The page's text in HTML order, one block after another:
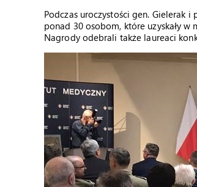
Podczas uroczystości gen. Gielerak
ponad 30 osobom, które uzyskały
Nagrody odebrali także laureaci